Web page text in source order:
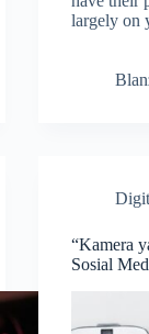
largely on
“Kamera
Sosial